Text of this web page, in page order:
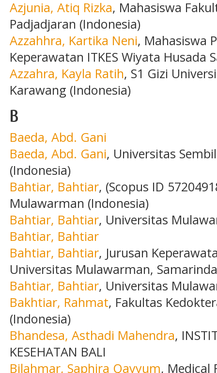
Azjunia, Atiq Rizka, Mahasiswa
Padjadjaran (Indonesia)
Azzahhra, Kartika Neni, Mahasiswa
Keperawatan ITKES Wiyata Husada
Azzahra, Kayla Ratih, S1 Gizi
Karawang (Indonesia)
B
Baeda, Abd. Gani
Baeda, Abd. Gani, Universitas
(Indonesia)
Bahtiar, Bahtiar, (Scopus ID
Mulawarman (Indonesia)
Bahtiar, Bahtiar, Universitas
Bahtiar, Bahtiar
Bahtiar, Bahtiar, Jurusan
Universitas Mulawarman,
Bahtiar, Bahtiar, Universitas
Bakhtiar, Rahmat, Fakultas
(Indonesia)
Bhandesa, Asthadi Mahendra,
KESEHATAN BALI
Bilahmar, Saphira Qayyum, Medical